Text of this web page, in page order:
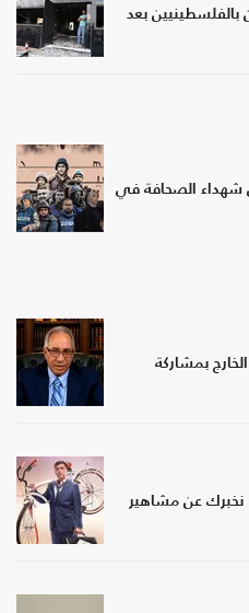
بعد
على شهداء الصحافة في
بمشاركة
نخبرك عن مشاهير